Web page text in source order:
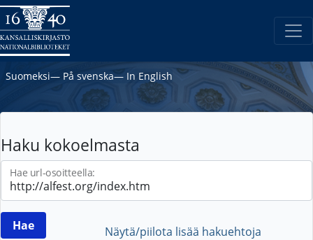
Suomeksi― På svenska― In English
Haku kokoelmasta
Hae url-osoitteella:
Näytä/piilota lisää hakuehtoja